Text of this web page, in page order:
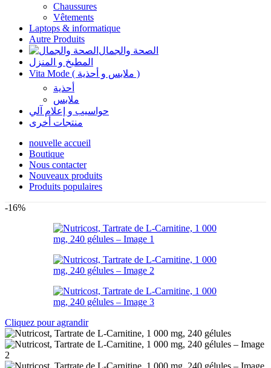
Chaussures
Vêtements
Laptops & informatique
Autre Produits
الصحة والجمال
المطبخ و المنزل
Vita Mode ( ملابس و أحذية )
أحذية
ملابس
حواسيب و إعلام آلي
منتجات أخرى
nouvelle accueil
Boutique
Nous contacter
Nouveaux produits
Produits populaires
-16%
Cliquez pour agrandir